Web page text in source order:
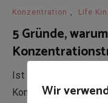
Konzentration , Life
5 Gründe,
Ist Life Kinetik
Wir